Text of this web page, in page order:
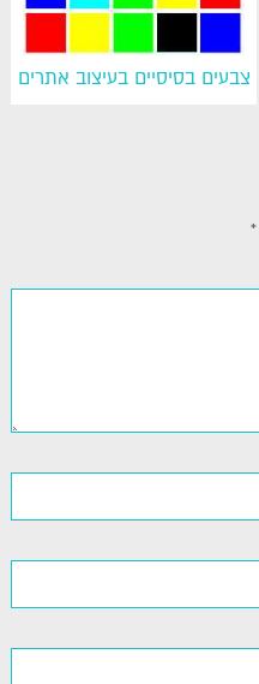
צבעים בסיסיים בעיצוב אתרים
*